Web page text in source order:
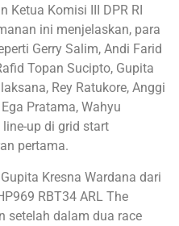
Ketua Komisi III DPR RI
ini menjelaskan, para
Gerry Salim, Andi Farid
Topan Sucipto, Gupita
Rey Ratukore, Anggi
Pratama, Wahyu
up di grid start
pertama.
Kresna Wardana dari
RBT34 ARL The
setelah dalam dua race